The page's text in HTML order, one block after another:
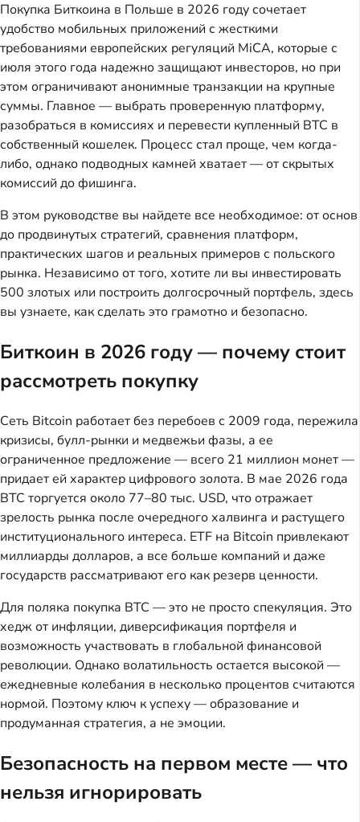
Покупка Биткоина в Польше в 2026 году сочетает
удобство мобильных приложений с жесткими
требованиями европейских регуляций MiCA, которые с
июля этого года надежно защищают инвесторов, но при
этом ограничивают анонимные транзакции на крупные
суммы. Главное — выбрать проверенную платформу,
разобраться в комиссиях и перевести купленный BTC в
собственный кошелек. Процесс стал проще, чем когда-
либо, однако подводных камней хватает — от скрытых
комиссий до фишинга.
В этом руководстве вы найдете все необходимое: от основ
до продвинутых стратегий, сравнения платформ,
практических шагов и реальных примеров с польского
рынка. Независимо от того, хотите ли вы инвестировать
500 злотых или построить долгосрочный портфель, здесь
вы узнаете, как сделать это грамотно и безопасно.
Биткоин в 2026 году — почему стоит
рассмотреть покупку
Сеть Bitcoin работает без перебоев с 2009 года, пережила
кризисы, булл-рынки и медвежьи фазы, а ее
ограниченное предложение — всего 21 миллион монет —
придает ей характер цифрового золота. В мае 2026 года
BTC торгуется около 77–80 тыс. USD, что отражает
зрелость рынка после очередного халвинга и растущего
институционального интереса. ETF на Bitcoin привлекают
миллиарды долларов, а все больше компаний и даже
государств рассматривают его как резерв ценности.
Для поляка покупка BTC — это не просто спекуляция. Это
хедж от инфляции, диверсификация портфеля и
возможность участвовать в глобальной финансовой
революции. Однако волатильность остается высокой —
ежедневные колебания в несколько процентов считаются
нормой. Поэтому ключ к успеху — образование и
продуманная стратегия, а не эмоции.
Безопасность на первом месте — что
нельзя игнорировать